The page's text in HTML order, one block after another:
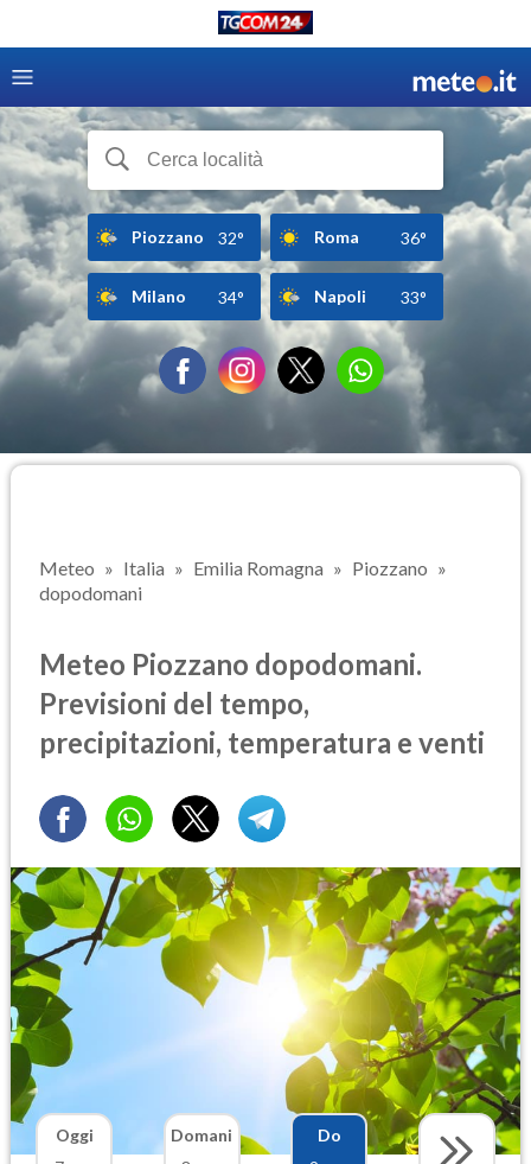
Piozzano 32° Roma 36°
Milano 34° Napoli 33°
Meteo Italia Emilia Romagna
Piozzano
dopodomani
Meteo Piozzano dopodomani.
Previsioni del tempo,
precipitazioni, temperatura e venti
Oggi
Domani
Do